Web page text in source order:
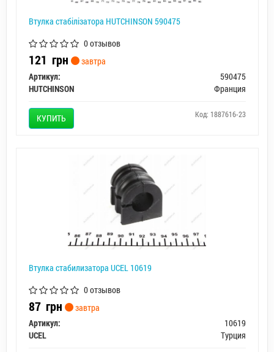
Втулка стабiлiзатора HUTCHINSON 590475
0 отзывов
121 грн
завтра
Артикул:
590475
HUTCHINSON
Франция
КУПИТЬ Код: 1887616-23
Втулка стабилизатора UCEL 10619
0 отзывов
87 грн
завтра
Артикул:
10619
UCEL
Турция